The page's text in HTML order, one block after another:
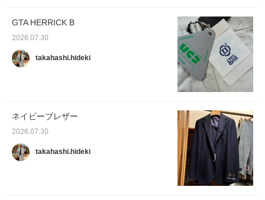
GTA HERRICK B
2026.07.30
takahashi.hideki
ネイビーブレザー
2026.07.30
takahashi.hideki